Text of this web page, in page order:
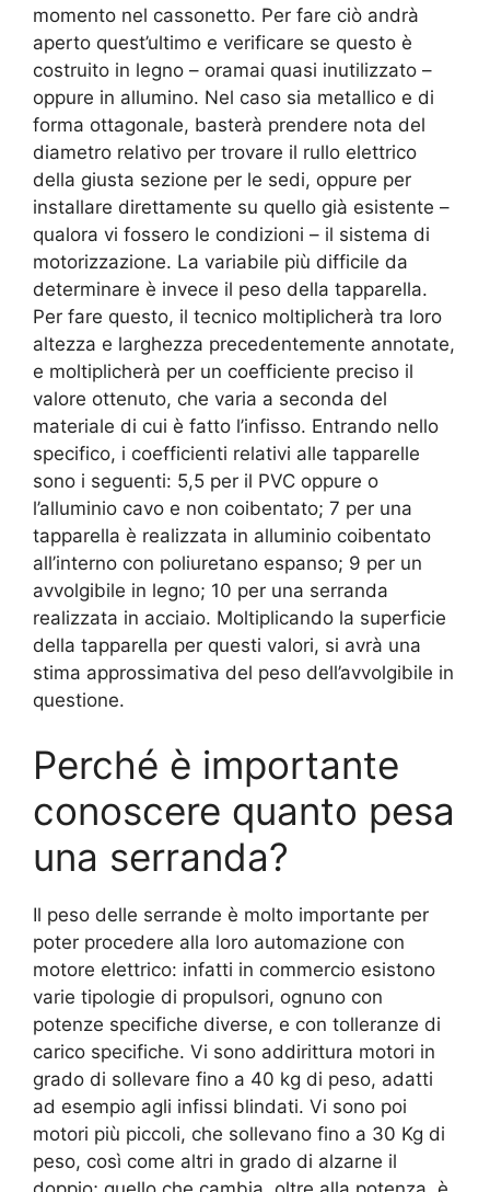
momento nel cassonetto. Per fare ciò andrà
aperto quest’ultimo e verificare se questo è
costruito in legno – oramai quasi inutilizzato –
oppure in allumino. Nel caso sia metallico e di
forma ottagonale, basterà prendere nota del
diametro relativo per trovare il rullo elettrico
della giusta sezione per le sedi, oppure per
installare direttamente su quello già esistente –
qualora vi fossero le condizioni – il sistema di
motorizzazione. La variabile più difficile da
determinare è invece il peso della tapparella.
Per fare questo, il tecnico moltiplicherà tra loro
altezza e larghezza precedentemente annotate,
e moltiplicherà per un coefficiente preciso il
valore ottenuto, che varia a seconda del
materiale di cui è fatto l’infisso. Entrando nello
specifico, i coefficienti relativi alle tapparelle
sono i seguenti: 5,5 per il PVC oppure o
l’alluminio cavo e non coibentato; 7 per una
tapparella è realizzata in alluminio coibentato
all’interno con poliuretano espanso; 9 per un
avvolgibile in legno; 10 per una serranda
realizzata in acciaio. Moltiplicando la superficie
della tapparella per questi valori, si avrà una
stima approssimativa del peso dell’avvolgibile in
questione.
Perché è importante
conoscere quanto pesa
una serranda?
Il peso delle serrande è molto importante per
poter procedere alla loro automazione con
motore elettrico: infatti in commercio esistono
varie tipologie di propulsori, ognuno con
potenze specifiche diverse, e con tolleranze di
carico specifiche. Vi sono addirittura motori in
grado di sollevare fino a 40 kg di peso, adatti
ad esempio agli infissi blindati. Vi sono poi
motori più piccoli, che sollevano fino a 30 Kg di
peso, così come altri in grado di alzarne il